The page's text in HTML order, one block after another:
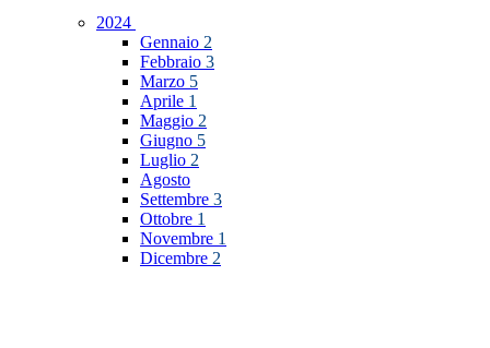
2024
Gennaio 2
Febbraio 3
Marzo 5
Aprile 1
Maggio 2
Giugno 5
Luglio 2
Agosto
Settembre 3
Ottobre 1
Novembre 1
Dicembre 2